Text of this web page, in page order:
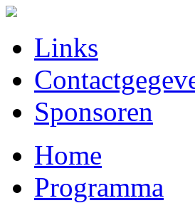
Links
Sponsoren
Home
Programma